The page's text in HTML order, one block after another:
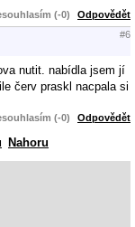
(-0) Odpovědět
#6
nutit. nabídla jsem jí
červ praskl nacpala si
(-0) Odpovědět
Nahoru